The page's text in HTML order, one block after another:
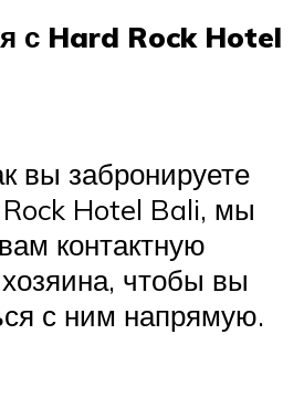
с Hard Rock Hotel
вы забронируете
Hotel Bali, мы
контактную
чтобы вы
с ним напрямую.